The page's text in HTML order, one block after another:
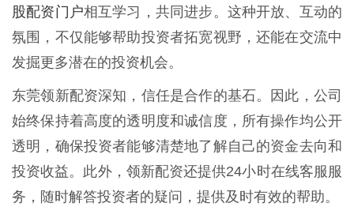
股配资门户相互学习，共同进步。这种开放、互动的
氛围，不仅能够帮助投资者拓宽视野，还能在交流中
发掘更多潜在的投资机会。
东莞领新配资深知，信任是合作的基石。因此，公司
始终保持着高度的透明度和诚信度，所有操作均公开
透明，确保投资者能够清楚地了解自己的资金去向和
投资收益。此外，领新配资还提供24小时在线客服服
务，随时解答投资者的疑问，提供及时有效的帮助。